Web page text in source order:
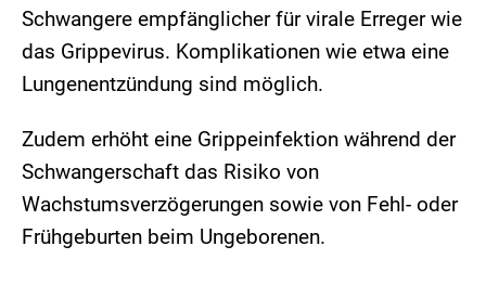
Schwangere empfänglicher für virale Erreger wie
das Grippevirus. Komplikationen wie etwa eine
Lungenentzündung sind möglich.
Zudem erhöht eine Grippeinfektion während der
Schwangerschaft das Risiko von
Wachstumsverzögerungen sowie von Fehl- oder
Frühgeburten beim Ungeborenen.